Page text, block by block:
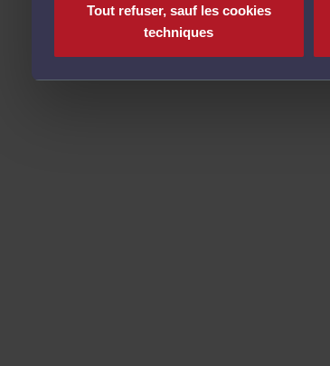
Tout refuser, sauf les cookies
techniques